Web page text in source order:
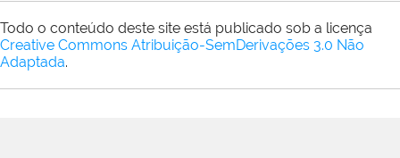
Todo o conteúdo deste site está publicado sob a licença
Creative Commons Atribuição-SemDerivações 3.0 Não
Adaptada.